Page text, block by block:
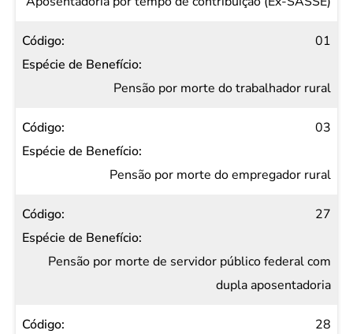
01
Pensão por morte do trabalhador rural
03
Pensão por morte do empregador rural
27
Pensão por morte de servidor público federal com
dupla aposentadoria
28